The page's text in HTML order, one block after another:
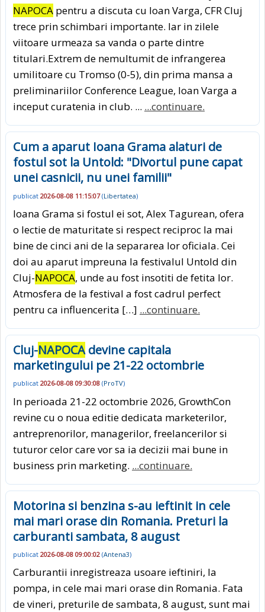
NAPOCA pentru a discuta cu Ioan Varga, CFR Cluj
trece prin schimbari importante. Iar in zilele
viitoare urmeaza sa vanda o parte dintre
titulari.Extrem de nemultumit de infrangerea
umilitoare cu Tromso (0-5), din prima mansa a
preliminariilor Conference League, Ioan Varga a
inceput curatenia in club. ... ...continuare.
Cum a aparut Ioana Grama alaturi de
fostul sot la Untold: "Divortul pune capat
unei casnicii, nu unei familii"
publicat 2026-08-08 11:15:07(Libertatea)
Ioana Grama si fostul ei sot, Alex Tagurean, ofera
o lectie de maturitate si respect reciproc la mai
bine de cinci ani de la separarea lor oficiala. Cei
doi au aparut impreuna la festivalul Untold din
Cluj-NAPOCA, unde au fost insotiti de fetita lor.
Atmosfera de la festival a fost cadrul perfect
pentru ca influencerita […] ...continuare.
Cluj-NAPOCAdevine capitala
marketingului pe 21-22 octombrie
publicat 2026-08-08 09:30:08 (ProTV)
In perioada 21-22 octombrie 2026, GrowthCon
revine cu o noua editie dedicata marketerilor,
antreprenorilor, managerilor, freelancerilor si
tuturor celor care vor sa ia decizii mai bune in
business prin marketing. ...continuare.
Motorina si benzina s-au ieftinit in cele
mai mari orase din Romania. Preturi la
carburanti sambata, 8 august
publicat 2026-08-08 09:00:02 (Antena3)
Carburantii inregistreaza usoare ieftiniri, la
pompa, in cele mai mari orase din Romania. Fata
de vineri, preturile de sambata, 8 august, sunt mai